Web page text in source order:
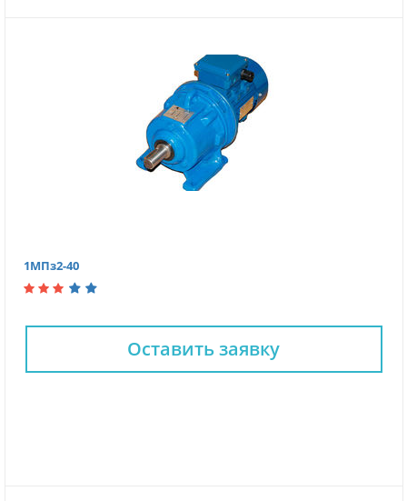
1МПз2-40
Оставить заявку